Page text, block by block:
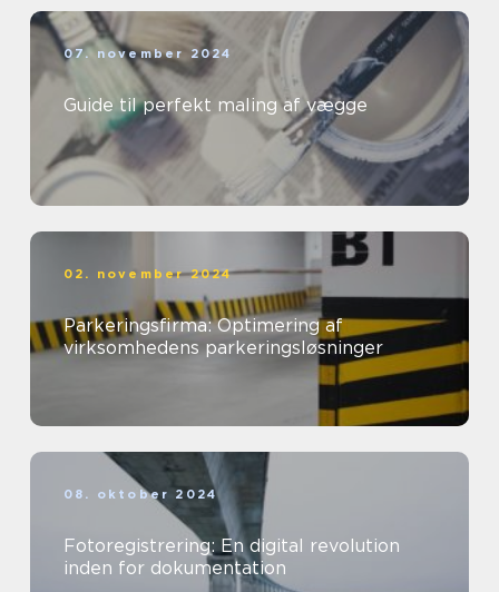
07. november 2024
Guide til perfekt maling af vægge
02. november 2024
Parkeringsfirma: Optimering af
virksomhedens parkeringsløsninger
08. oktober 2024
Fotoregistrering: En digital revolution
inden for dokumentation